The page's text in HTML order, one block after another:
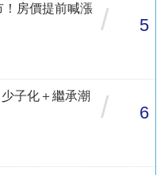
房價提前喊漲
/ 5
子化＋繼承潮
/ 6